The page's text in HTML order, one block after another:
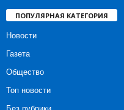
ПОПУЛЯРНАЯ КАТЕГОРИЯ
Новости
Газета
Общество
Топ новости